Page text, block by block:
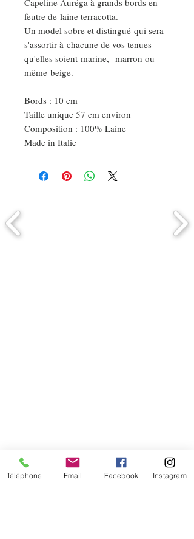
feutre de laine terracotta.
Un model sobre et distingué qui sera
s'assortir à chacune de vos tenues
qu'elles soient marine, marron ou
même beige.
Bords : 10 cm
Taille unique 57 cm environ
Composition : 100% Laine
Made in Italie
Téléphone Email Facebook Instagram